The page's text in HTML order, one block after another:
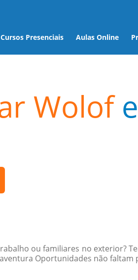
Cursos Presenciais Aulas Online
Wolof
ou familiares no exterior?
Oportunidades não faltam